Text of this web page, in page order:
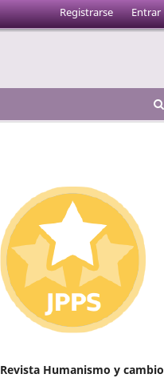
Registrarse Entrar
Revista Humanismo y cambio